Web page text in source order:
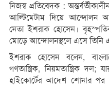
নিজস্ব প্রতিবেদক :
আল্টিমেটাম দিয়ে আন্দোলন
নেতা ইশরাক হোসেন।
মোড়ে আন্দোলনস্থলে এসে তিনি
ইশরাক হোসেন বলেন,
গণতান্ত্রিক, নিয়মতান্ত্রিক দল;
হাইকোর্টের আদেশ শোনার পর